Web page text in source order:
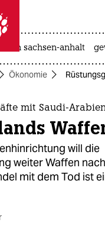
taz zahl ich
taz zahl ich
in sachsen-anhalt
Ökonomie
mit Saudi-
will die
weiter Waffen
mit dem Tod ist